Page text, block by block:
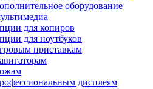
оборудование
для копиров
для ноутбуков
приставкам
дисплеям